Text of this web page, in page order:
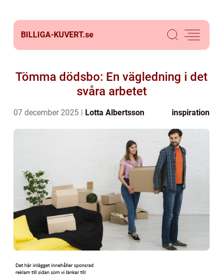
BILLIGA-KUVERT.se
Tömma dödsbo: En vägledning i det
svåra arbetet
07 december 2025 Lotta Albertsson inspiration